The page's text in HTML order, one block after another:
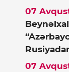
07
07